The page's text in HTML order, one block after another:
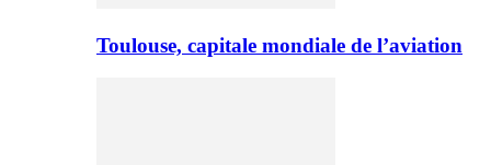
Toulouse, capitale mondiale de l’aviation